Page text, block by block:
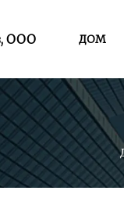
ООО ДОМ